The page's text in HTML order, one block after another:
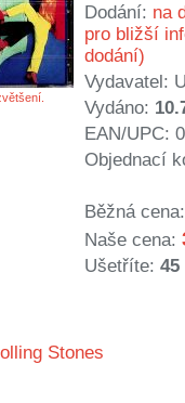
Dodání: na
pro bližší
dodání)
Vydavatel:
Vydáno:
EAN/UPC:
Objednací
Běžná cena:
Naše cena:
Ušetříte: 45
Stones